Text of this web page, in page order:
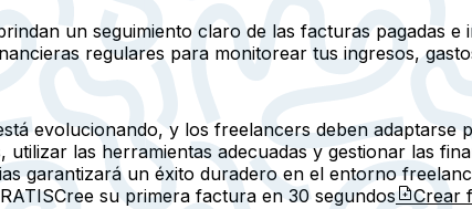
un seguimiento claro de las facturas pagadas
regulares para monitorear tus ingresos,
evolucionando, y los freelancers deben
utilizar las herramientas adecuadas y gestionar las
garantizará un éxito duradero en el entorno
Cree su primera factura en 30 segundos Crear